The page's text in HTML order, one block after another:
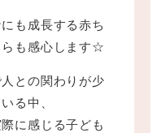
も成長する赤ち
らも感心します☆
との関わりが少
る中、
に感じる子ども